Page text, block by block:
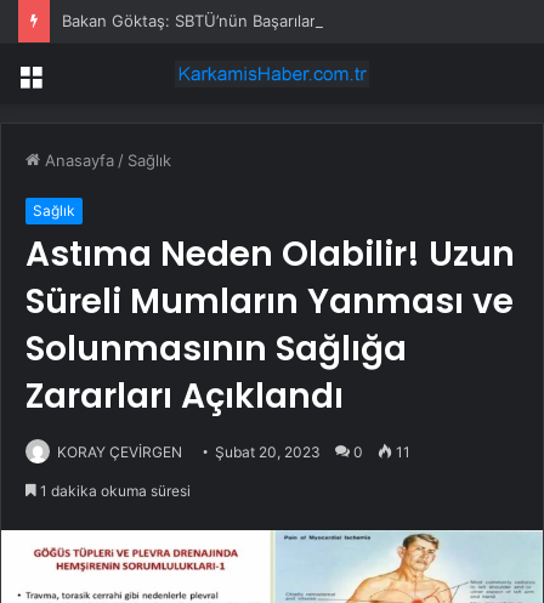
Bakan Göktaş: SBTÜ’nün Başarıları Gurur Verici
Menü
Anasayfa / Sağlık
Sağlık
Astıma Neden Olabilir! Uzun
Süreli Mumların Yanması ve
Solunmasının Sağlığa
Zararları Açıklandı
KORAY ÇEVİRGEN Şubat 20, 2023 0 11
1 dakika okuma süresi